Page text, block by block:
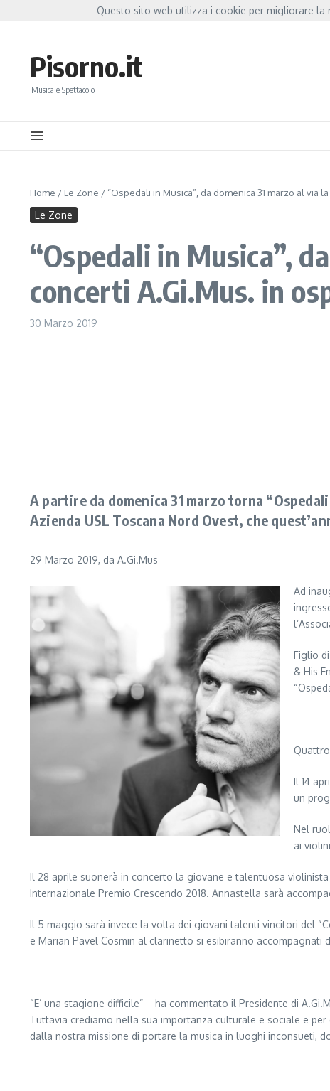
Mannoia, a Capannori nasce “Anime Salve”: la data zero è un atto d’amore per De
Pisorno.it
Musica e Spettacolo
Home / Le Zone / “Ospedali in Musica”, da domenica 31 marzo al via
Le Zone
“Ospedali in Musica”,
concerti A.Gi.Mus. in
30 Marzo 2019
A partire da domenica 31 marzo torna
Azienda USL Toscana Nord Ovest, che
29 Marzo 2019, da A.Gi.Mus
Ad
Figlio
& His
Il 14
un
Nel
ai
Il 28 aprile suonerà in concerto la giovane e talentuosa
Internazionale Premio Crescendo 2018. Annastella sarà
Il 5 maggio sarà invece la volta dei giovani talenti vincitori del
e Marian Pavel Cosmin al clarinetto si esibiranno accompagnati
“E’ una stagione difficile” – ha commentato il Presidente di
Tuttavia crediamo nella sua importanza culturale e sociale e
dalla nostra missione di portare la musica in luoghi inconsueti,
Questo sito web utilizza i cookie per migliorare